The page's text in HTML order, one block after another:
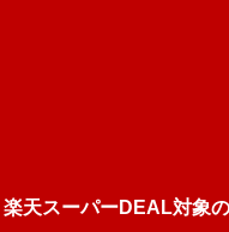
楽天スーパーDEAL対象